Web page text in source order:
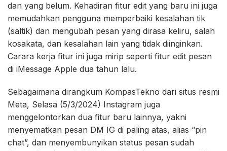
dan yang belum. Kehadiran fitur edit yang baru ini juga
memudahkan pengguna memperbaiki kesalahan tik
(saltik) dan mengubah pesan yang dirasa keliru, salah
kosakata, dan kesalahan lain yang tidak diinginkan.
Carara kerja fitur ini juga mirip seperti fitur edit pesan
di iMessage Apple dua tahun lalu.
Sebagaimana dirangkum KompasTekno dari situs resmi
Meta, Selasa (5/3/2024) Instagram juga
menggelontorkan dua fitur baru lainnya, yakni
menyematkan pesan DM IG di paling atas, alias “pin
chat”, dan menyembunyikan status pesan sudah